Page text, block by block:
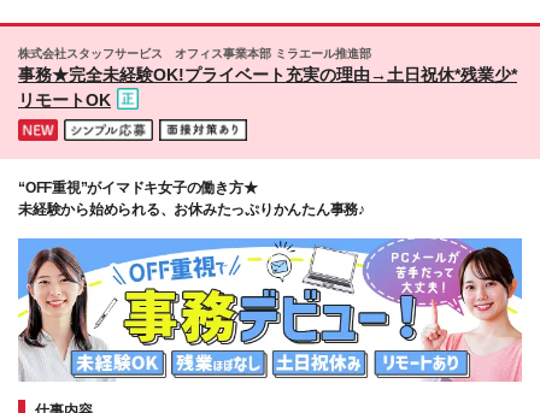
田・淀屋橋・本町・難波 など 兵庫県……神戸市メ
イン・三ノ宮 など 福岡県……博多・天神 など
株式会社スタッフサービス オフィス事業本部 ミラエール推進部
事務★完全未経験OK!プライベート充実の理由→土日祝休*残業少*
リモートOK
“OFF重視”がイマドキ女子の働き方★
未経験から始められる、お休みたっぷりかんたん事務♪